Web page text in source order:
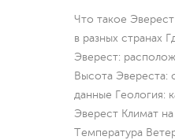
Что такое
в разных странах
Эверест:
Высота Эвереста:
данные Геология:
Эверест Климат
Температура